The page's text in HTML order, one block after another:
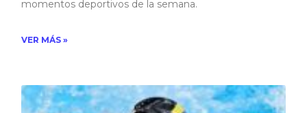
momentos deportivos de la semana.​
VER MÁS »